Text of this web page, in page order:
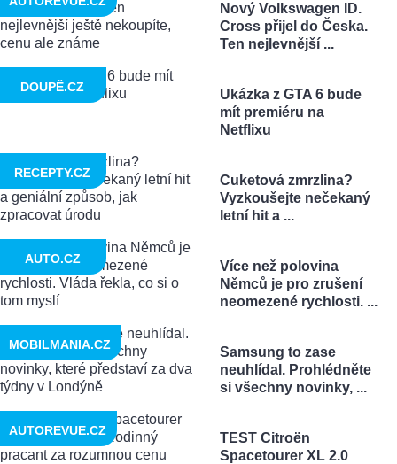
Nový Volkswagen ID.
Cross přijel do Česka.
Ten nejlevnější ...
Ukázka z GTA 6 bude
mít premiéru na
Netflixu
DOUPĚ.CZ
Cuketová zmrzlina?
Vyzkoušejte nečekaný
letní hit a ...
RECEPTY.CZ
Více než polovina
Němců je pro zrušení
neomezené rychlosti. ...
AUTO.CZ
Samsung to zase
neuhlídal. Prohlédněte
si všechny novinky, ...
MOBILMANIA.CZ
TEST Citroën
Spacetourer XL 2.0
AUTOREVUE.CZ